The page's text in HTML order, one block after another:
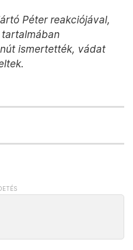
Péter reakciójával,
ismertették, vádat